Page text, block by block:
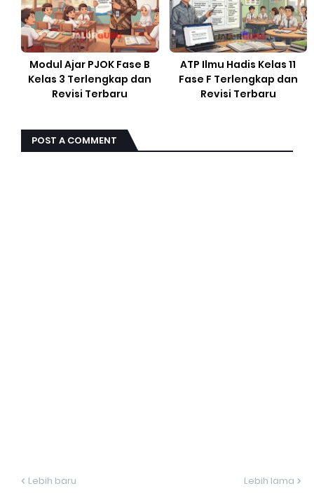
Modul Ajar PJOK Fase B
Kelas 3 Terlengkap dan
Revisi Terbaru
ATP Ilmu Hadis Kelas 11
Fase F Terlengkap dan
Revisi Terbaru
POST A COMMENT
Lebih baru Lebih lama